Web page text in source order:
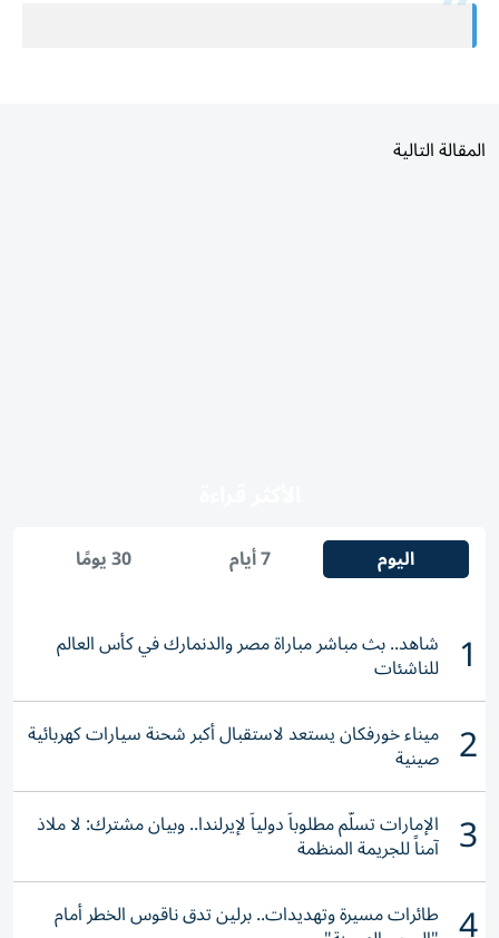
المقالة التالية
اليوم 7 أيام 30 يومًا
1 شاهد.. بث مباشر مباراة مصر والدنمارك في كأس العالم
للناشئات
2 ميناء خورفكان يستعد لاستقبال أكبر شحنة سيارات كهربائية
صينية
3 الإمارات تسلّم مطلوباً دولياً لإيرلندا.. وبيان مشترك: لا ملاذ
آمناً للجريمة المنظمة
طائرات مسيرة وتهديدات.. برلين تدق ناقوس الخطر أمام